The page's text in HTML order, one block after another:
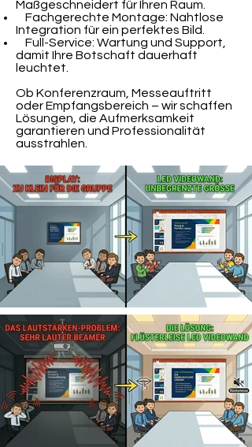
Maßgeschneidert für Ihren Raum.
Fachgerechte Montage: Nahtlose
Integration für ein perfektes Bild.
Full-Service: Wartung und Support,
damit Ihre Botschaft dauerhaft
leuchtet.
Ob Konferenzraum, Messeauftritt
oder Empfangsbereich – wir schaffen
Lösungen, die Aufmerksamkeit
garantieren und Professionalität
ausstrahlen.